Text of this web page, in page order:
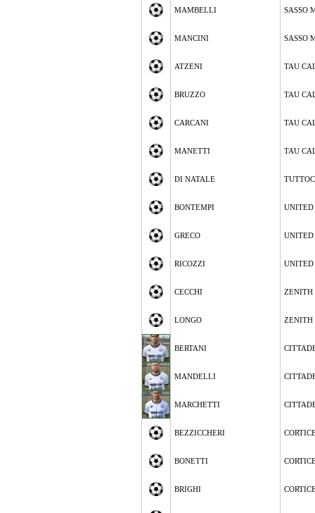
MAMBELLI SASSO
MANCINI SASSO
ATZENI TAU
BRUZZO TAU
CARCANI TAU
MANETTI TAU
DI NATALE
BONTEMPI UNITED
GRECO UNITED
RICOZZI UNITED
CECCHI ZENITH
LONGO ZENITH
BERTANI
MANDELLI
MARCHETTI
BEZZICCHERI
BONETTI
BRIGHI